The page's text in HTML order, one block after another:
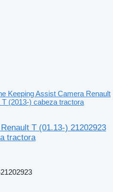
Keeping Assist Camera Renault
(2013-) cabeza tractora
T (01.13-) 21202923
tractora